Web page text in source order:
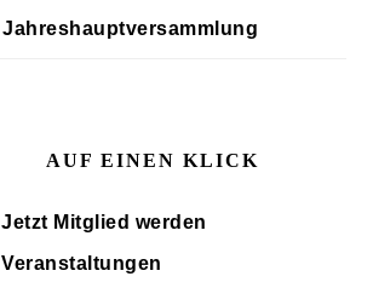
Jahreshauptversammlung
AUF EINEN KLICK
Jetzt Mitglied werden
Veranstaltungen